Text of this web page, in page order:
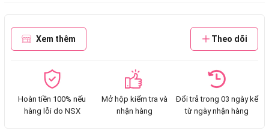
Xem thêm Theo dõi
Hoàn tiền 100% nếu
hàng lỗi do NSX
Mở hộp kiểm tra và
nhận hàng
Đổi trả trong 03 ngày kể
từ ngày nhận hàng